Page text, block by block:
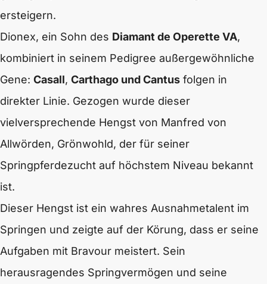
ersteigern.
Dionex, ein Sohn des Diamant de Operette VA,
kombiniert in seinem Pedigree außergewöhnliche
Gene: Casall, Carthago und Cantus folgen in
direkter Linie. Gezogen wurde dieser
vielversprechende Hengst von Manfred von
Allwörden, Grönwohld, der für seiner
Springpferdezucht auf höchstem Niveau bekannt
ist.
Dieser Hengst ist ein wahres Ausnahmetalent im
Springen und zeigte auf der Körung, dass er seine
Aufgaben mit Bravour meistert. Sein
herausragendes Springvermögen und seine